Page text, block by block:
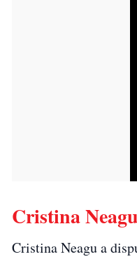
Cristina
Cristina Neagu a